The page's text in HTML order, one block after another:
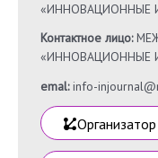
«ИННОВАЦИОННЫЕ
Контактное лицо:
«ИННОВАЦИОННЫЕ
emal:info-
Организатор